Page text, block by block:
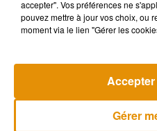
Angèle et
accepter". Vos préférences ne
pouvez mettre à jour vos choix, ou
moment via le lien "Gérer les
Gérer